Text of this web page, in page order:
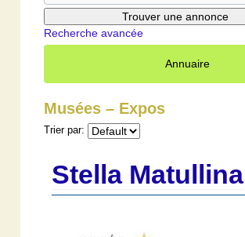
Recherche avancée
Annuaire
Musées – Expos
Trier par:
Stella Matullina